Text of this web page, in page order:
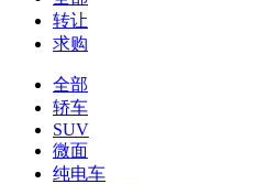
转让
求购
全部
轿车
SUV
微面
纯电车